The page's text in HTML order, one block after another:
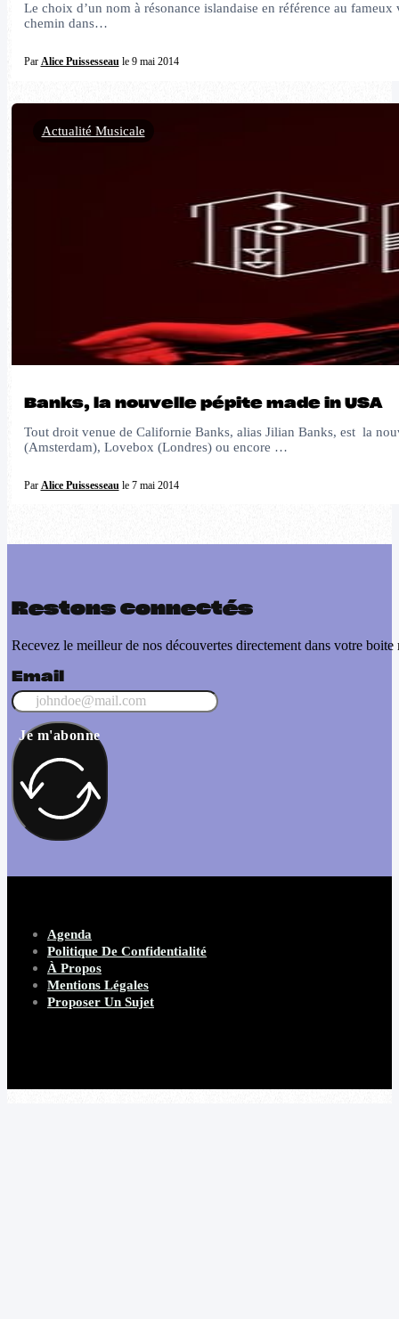
Le choix d’un nom à résonance islandaise en référence au
chemin dans…
Par Alice Puissesseaule 9 mai 2014
Banks, la nouvelle pépite made in USA
Tout droit venue de Californie Banks, alias Jilian Banks, est la
(Amsterdam), Lovebox (Londres) ou encore …
Par Alice Puissesseaule 7 mai 2014
Actualité Musicale
Restons connectés
Recevez le meilleur de nos découvertes directement dans votre boite
Email
Je m'abonne
Agenda
Politique De Confidentialité
À Propos
Mentions Légales
Proposer Un Sujet